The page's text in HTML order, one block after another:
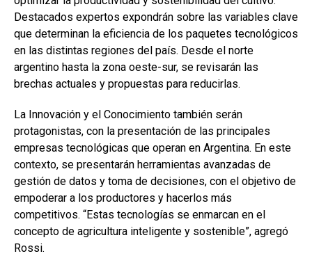
Destacados expertos expondrán sobre las variables clave
que determinan la eficiencia de los paquetes tecnológicos
en las distintas regiones del país. Desde el norte
argentino hasta la zona oeste-sur, se revisarán las
brechas actuales y propuestas para reducirlas.
La Innovación y el Conocimiento también serán
protagonistas, con la presentación de las principales
empresas tecnológicas que operan en Argentina. En este
contexto, se presentarán herramientas avanzadas de
gestión de datos y toma de decisiones, con el objetivo de
empoderar a los productores y hacerlos más
competitivos. “Estas tecnologías se enmarcan en el
concepto de agricultura inteligente y sostenible”, agregó
Rossi.